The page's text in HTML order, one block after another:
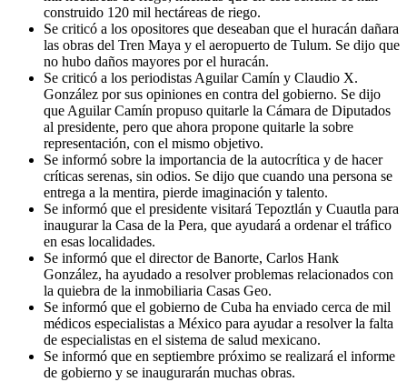
construido 120 mil hectáreas de riego.
Se criticó a los opositores que deseaban que el huracán dañara
las obras del Tren Maya y el aeropuerto de Tulum. Se dijo que
no hubo daños mayores por el huracán.
Se criticó a los periodistas Aguilar Camín y Claudio X.
González por sus opiniones en contra del gobierno. Se dijo
que Aguilar Camín propuso quitarle la Cámara de Diputados
al presidente, pero que ahora propone quitarle la sobre
representación, con el mismo objetivo.
Se informó sobre la importancia de la autocrítica y de hacer
críticas serenas, sin odios. Se dijo que cuando una persona se
entrega a la mentira, pierde imaginación y talento.
Se informó que el presidente visitará Tepoztlán y Cuautla para
inaugurar la Casa de la Pera, que ayudará a ordenar el tráfico
en esas localidades.
Se informó que el director de Banorte, Carlos Hank
González, ha ayudado a resolver problemas relacionados con
la quiebra de la inmobiliaria Casas Geo.
Se informó que el gobierno de Cuba ha enviado cerca de mil
médicos especialistas a México para ayudar a resolver la falta
de especialistas en el sistema de salud mexicano.
Se informó que en septiembre próximo se realizará el informe
de gobierno y se inaugurarán muchas obras.